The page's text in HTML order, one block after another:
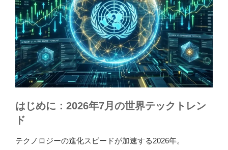
はじめに：2026年7月の世界テックトレン
ド
テクノロジーの進化スピードが加速する2026年。